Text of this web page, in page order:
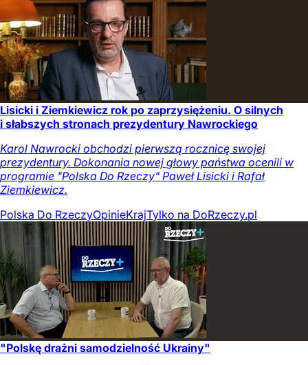
Lisicki i Ziemkiewicz rok po zaprzysiężeniu. O silnych
i słabszych stronach prezydentury Nawrockiego
Karol Nawrocki obchodzi pierwszą rocznicę swojej
prezydentury. Dokonania nowej głowy państwa ocenili w
programie "Polska Do Rzeczy" Paweł Lisicki i Rafał
Ziemkiewicz.
Polska Do RzeczyOpinieKrajTylko na DoRzeczy.pl
"Polskę drażni samodzielność Ukrainy"